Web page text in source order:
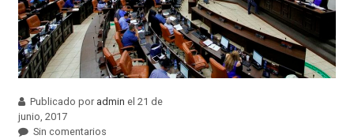
Publicado por admin el 21 de
junio, 2017
Sin comentarios